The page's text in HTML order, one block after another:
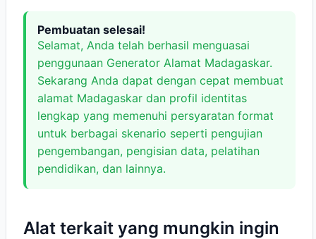
Pembuatan selesai!
Selamat, Anda telah berhasil menguasai
penggunaan Generator Alamat Madagaskar.
Sekarang Anda dapat dengan cepat membuat
alamat Madagaskar dan profil identitas
lengkap yang memenuhi persyaratan format
untuk berbagai skenario seperti pengujian
pengembangan, pengisian data, pelatihan
pendidikan, dan lainnya.
Alat terkait yang mungkin ingin